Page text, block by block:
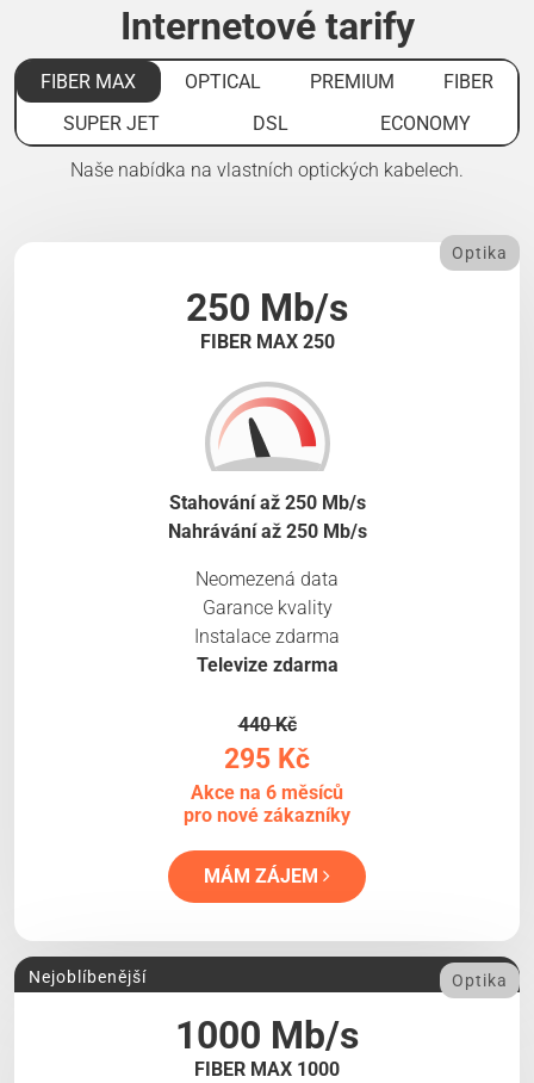
Internetové tarify
FIBER MAX OPTICAL PREMIUM
FIBER
SUPER JET
DSL ECONOMY
Naše nabídka na vlastních optických kabelech.
250 Mb/s
FIBER MAX 250
Optika
Stahování až 250 Mb/s
Nahrávání až 250 Mb/s
Neomezená data
Garance kvality
Instalace zdarma
Televize zdarma
440 Kč
295 Kč
Akce na 6 měsíců
pro nové zákazníky
MÁM ZÁJEM
1000 Mb/s
FIBER MAX 1000
Nejoblíbenější Optika